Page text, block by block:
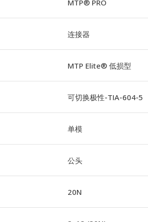
MTP® PRO
连接器
MTP Elite® 低损型
可切换极性-TIA-604-5
单模
公头
20N